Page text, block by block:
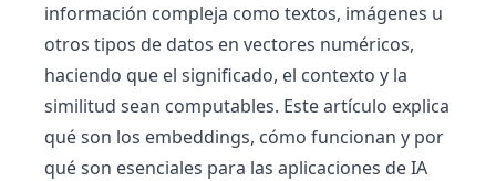
información compleja como textos, imágenes u
otros tipos de datos en vectores numéricos,
haciendo que el significado, el contexto y la
similitud sean computables. Este artículo explica
qué son los embeddings, cómo funcionan y por
qué son esenciales para las aplicaciones de IA